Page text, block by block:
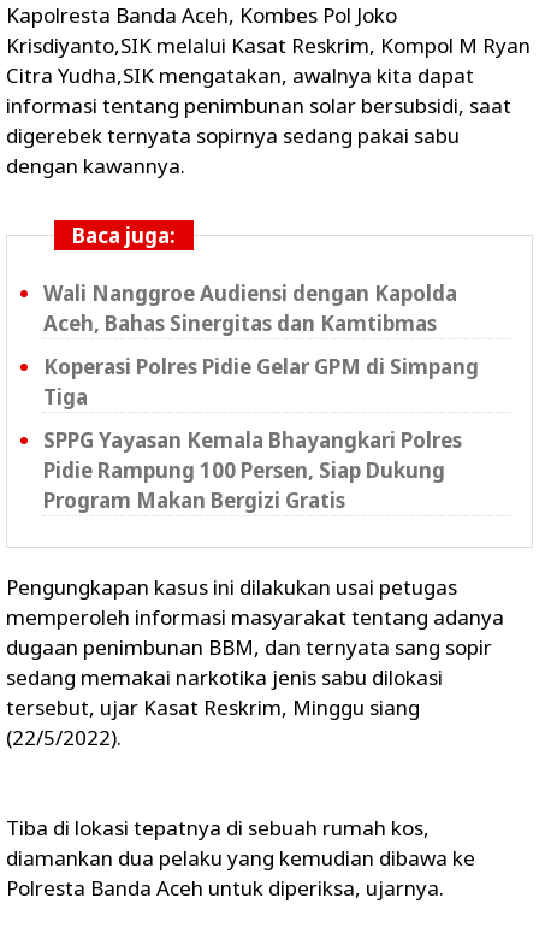
Kapolresta Banda Aceh, Kombes Pol Joko
Krisdiyanto,SIK melalui Kasat Reskrim, Kompol M Ryan
Citra Yudha,SIK mengatakan, awalnya kita dapat
informasi tentang penimbunan solar bersubsidi, saat
digerebek ternyata sopirnya sedang pakai sabu
dengan kawannya.
Baca juga:
Wali Nanggroe Audiensi dengan Kapolda
Aceh, Bahas Sinergitas dan Kamtibmas
Koperasi Polres Pidie Gelar GPM di Simpang
Tiga
SPPG Yayasan Kemala Bhayangkari Polres
Pidie Rampung 100 Persen, Siap Dukung
Program Makan Bergizi Gratis
Pengungkapan kasus ini dilakukan usai petugas
memperoleh informasi masyarakat tentang adanya
dugaan penimbunan BBM, dan ternyata sang sopir
sedang memakai narkotika jenis sabu dilokasi
tersebut, ujar Kasat Reskrim, Minggu siang
(22/5/2022).
Tiba di lokasi tepatnya di sebuah rumah kos,
diamankan dua pelaku yang kemudian dibawa ke
Polresta Banda Aceh untuk diperiksa, ujarnya.